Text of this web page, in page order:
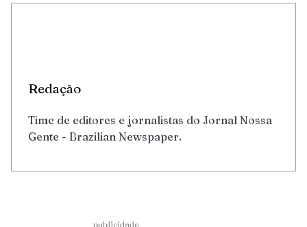
Redação
Time de editores e jornalistas do Jornal Nossa
Gente - Brazilian Newspaper.
____________________publicidade___________________